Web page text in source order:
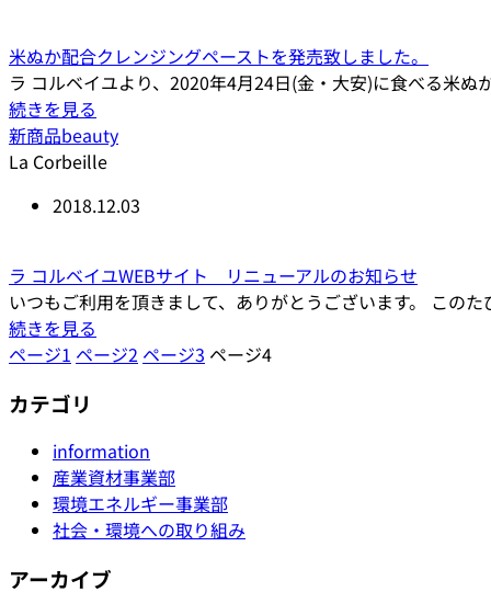
米ぬか配合クレンジングペーストを発売致しました。
ラ コルベイユより、2020年4月24日(金・大安)に食べる米
続きを見る
新商品beauty
La Corbeille
2018.12.03
ラ コルベイユWEBサイト リニューアルのお知らせ
いつもご利用を頂きまして、ありがとうございます。 この
続きを見る
ページ1 ページ2 ページ3 ページ4
カテゴリ
information
産業資材事業部
環境エネルギー事業部
社会・環境への取り組み
アーカイブ